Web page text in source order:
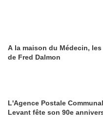
A la maison du Médecin, les
de Fred Dalmon
L'Agence Postale
Levant fête son 90e